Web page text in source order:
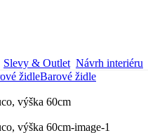
Slevy & Outlet Návrh interiéru
židleBarové židle